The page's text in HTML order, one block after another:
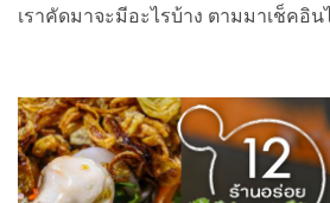
เราคัดมาจะมีอะไรบ้าง ตามมาเช็คอิ